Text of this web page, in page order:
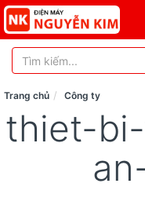
Trang chủ Công ty
thiet-